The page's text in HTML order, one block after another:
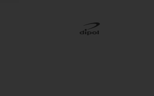
Do koszyka